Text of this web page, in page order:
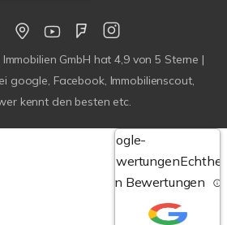
Immobilien GmbH hat4,9von5 Sterne |
google, Facebook, Immobilienscout,
kennt den besten etc.
Google-
Bewertungen
von Bewertungen